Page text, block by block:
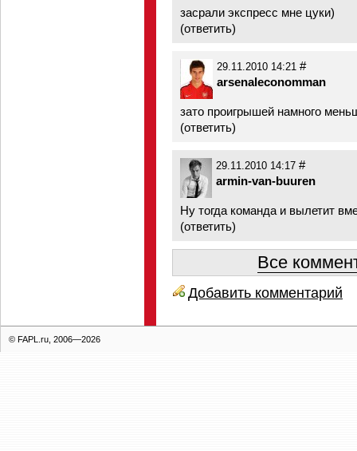
засрали экспресс мне цуки)
(ответить)
29.11.2010 14:21 #
arsenaleconomman
зато проигрышей намного
(ответить)
29.11.2010 14:17 #
armin-van-buuren
Ну тогда команда и вылетит
(ответить)
Все
Добавить комментарий
© FAPL.ru, 2006—2026